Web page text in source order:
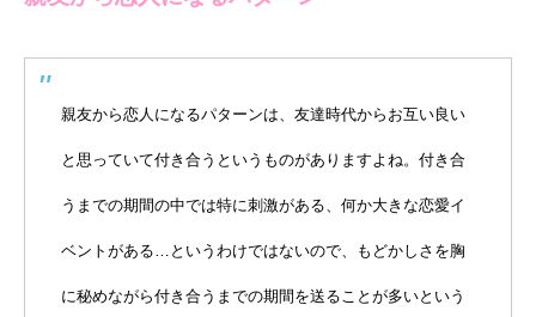
親友から恋人になるパターンは、友達時代からお互い良い
と思っていて付き合うというものがありますよね。付き合
うまでの期間の中では特に刺激がある、何か大きな恋愛イ
ベントがある…というわけではないので、もどかしさを胸
に秘めながら付き合うまでの期間を送ることが多いという